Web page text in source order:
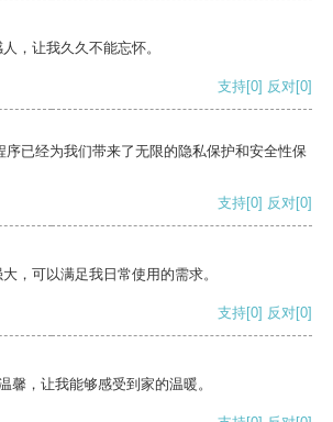
，让我久久不能忘怀。
支持[0] 反对[0]
序已经为我们带来了无限的隐私保护和安全性保
支持[0] 反对[0]
，可以满足我日常使用的需求。
支持[0] 反对[0]
馨，让我能够感受到家的温暖。